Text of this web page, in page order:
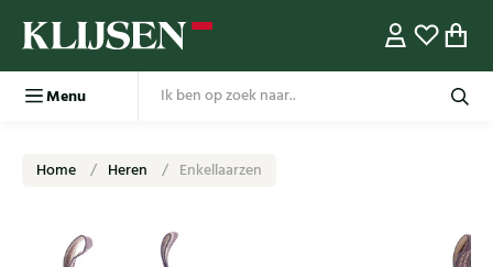
Menu
Home Heren Enkellaarzen